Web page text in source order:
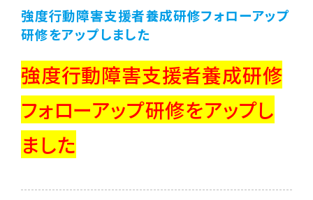
強度行動障害支援者養成研修フォローアップ
研修をアップしました
強度行動障害支援者養成研修
フォローアップ研修をアップし
ました